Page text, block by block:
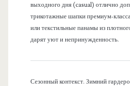
выходного дня (casual) отлично
трикотажные шапки премиум-
или текстильные панамы из
дарят уют и непринужденность.
Сезонный контекст. Зимний